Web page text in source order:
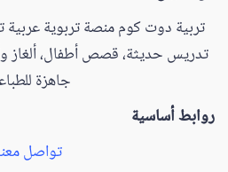
تربية دوت كوم منصة تربوية عربية
تدريس حديثة، قصص أطفال، ألغاز
جاهزة
روابط أساسية
تواصل